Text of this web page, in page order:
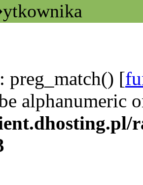
: preg_match() [
alphanumeric